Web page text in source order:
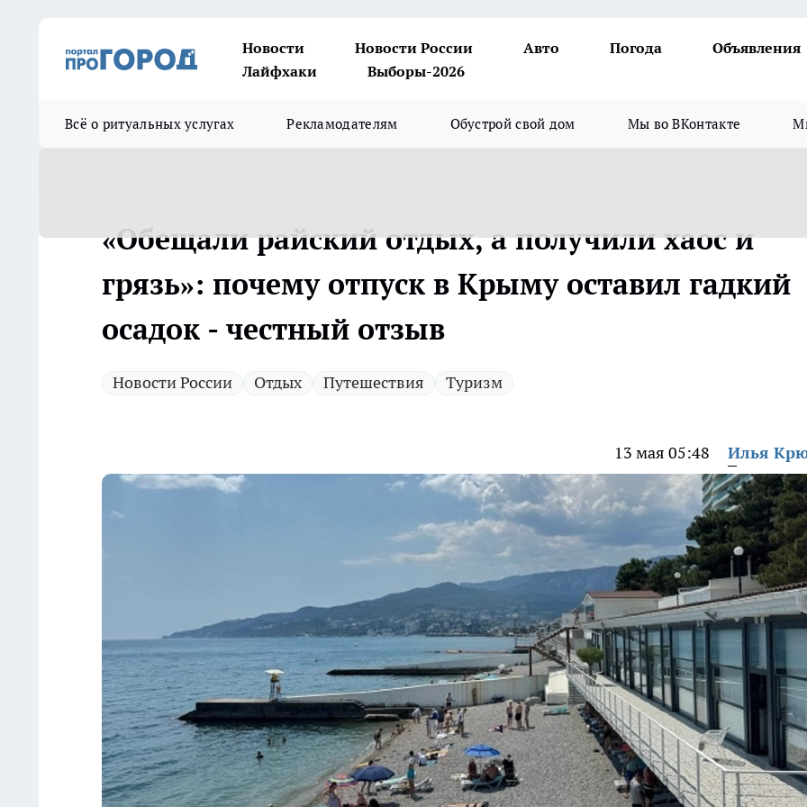
Новости Новости России Авто Погода
Объявления
Лайфхаки
Выборы-2026
Всё о ритуальных услугах Рекламодателям Обустрой свой дом Мы во ВКонтакте
«Обещали райский отдых, а получили хаос и
грязь»: почему отпуск в Крыму оставил гадкий
осадок - честный отзыв
Новости России Отдых Путешествия Туризм
13 мая 05:48 Илья